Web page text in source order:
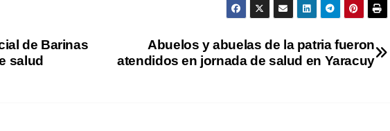
Abuelos y abuelas de la patria fueron
atendidos en jornada de salud en Yaracuy
de Barinas
salud